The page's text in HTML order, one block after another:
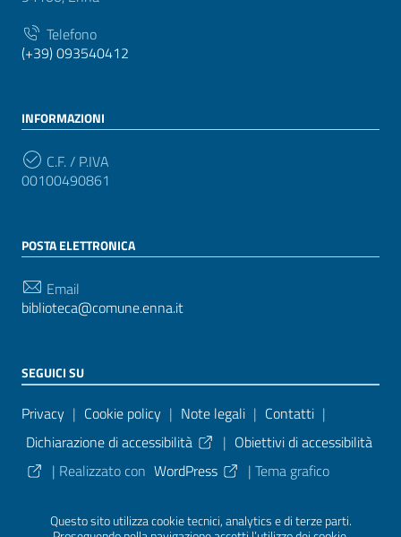
Questo sito utilizza cookie tecnici, analytics e di terze parti.
Telefono
(+39) 093540412
INFORMAZIONI
C.F. / P.IVA
00100490861
POSTA ELETTRONICA
Email
biblioteca@comune.enna.it
SEGUICI SU
Sezione Link Utili
Privacy | Cookie policy | Note legali | Contatti |
Dichiarazione di accessibilità
| Obiettivi di accessibilità
| Realizzato con WordPress | Tema grafico